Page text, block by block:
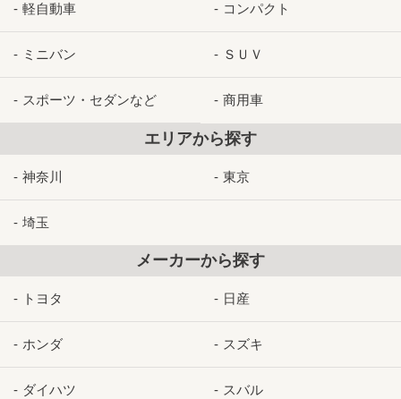
軽自動車 コンパクト
ミニバン ＳＵＶ
スポーツ・セダンなど 商用車
エリアから探す
神奈川 東京
埼玉
メーカーから探す
トヨタ 日産
ホンダ スズキ
ダイハツ スバル